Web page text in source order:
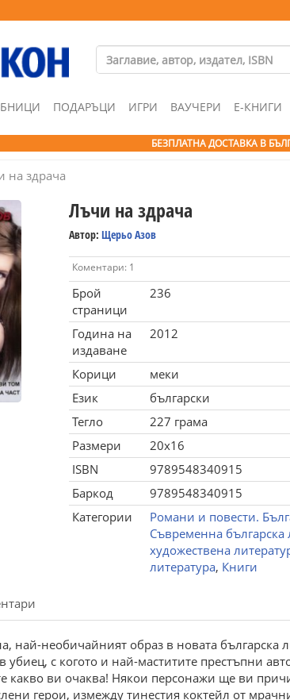
ПОДАРЪЦИ ИГРИ ВАУЧЕРИ Е-КНИГИ
БЕЗПЛАТНА ДОСТАВКА В
на здрача
Лъчи на здрача
Автор: Щерьо Азов
Коментари: 1
Брой
страници
236
Година на
издаване
2012
Корици
меки
Език
български
Тегло
227 грама
Размери
20x16
ISBN
9789548340915
Баркод
9789548340915
Категории
Романи и повести.
Съвременна българска
художествена
литература, Книги
най-необичайният образ в новата българска
убиец, с когото и най-маститите престъпни
какво ви очаква! Някои персонажи ще ви
герои, измежду тинестия коктейл от